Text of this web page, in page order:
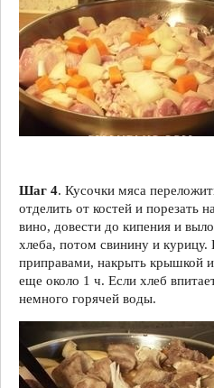
Шаг 4. Кусочки мяса
отделить от костей и порезать
вино, довести до кипения и
хлеба, потом свинину и курицу.
приправами, накрыть крышкой
еще около 1 ч. Если хлеб
немного горячей воды.